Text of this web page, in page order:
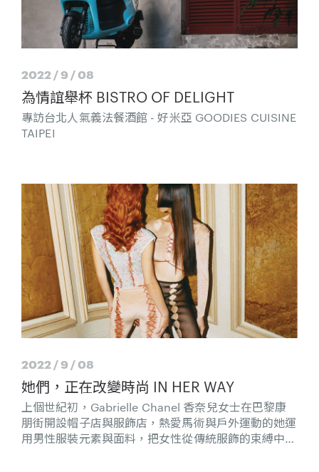
2022 / 9 / 08
為情誼舉杯 BISTRO OF DELIGHT
專訪台北人氣義法餐酒館 - 好米亞 GOODIES CUISINE
TAIPEI
2022 / 9 / 08
她們，正在改變時尚 IN HER WAY
上個世紀初，Gabrielle Chanel 香奈兒女士在巴黎康
朋街開設帽子店與服飾店，熱愛馬術與戶外運動的她運
用男性服裝元素與面料，把女性從傳統服飾的束縛中解